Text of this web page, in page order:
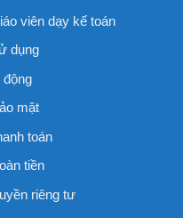
viên dạy kế toán
dụng
động
mật
toán
tiền
riêng tư